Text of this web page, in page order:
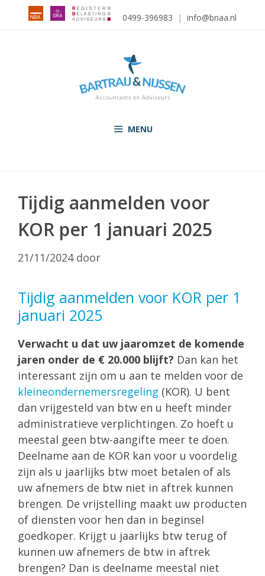
0499-396983 | info@bnaa.nl
MENU
Tijdig aanmelden voor
KOR per 1 januari 2025
21/11/2024 door
Tijdig aanmelden voor KOR per 1
januari 2025
Verwacht u dat uw jaaromzet de komende
jaren onder de € 20.000 blijft? Dan kan het
interessant zijn om u aan te melden voor de
kleineondernemersregeling (KOR). U bent
dan vrijgesteld van btw en u heeft minder
administratieve verplichtingen. Zo hoeft u
meestal geen btw-aangifte meer te doen.
Deelname aan de KOR kan voor u voordelig
zijn als u jaarlijks btw moet betalen of als
uw afnemers de btw niet in aftrek kunnen
brengen. De vrijstelling maakt uw producten
of diensten voor hen dan in beginsel
goedkoper. Krijgt u jaarlijks btw terug of
kunnen uw afnemers de btw in aftrek
brengen? Dan is deelname meestal niet